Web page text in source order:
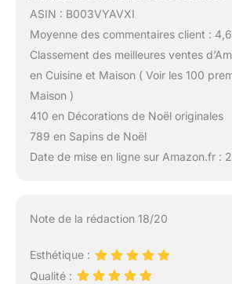
ASIN : B003VYAVXI
Moyenne des commentaires client :
Classement des meilleures ventes
en Cuisine et Maison ( Voir les 100
Maison )
410 en Décorations de Noël originales
789 en Sapins de Noël
Date de mise en ligne sur Amazon.fr :
Note de la rédaction 18/20
Esthétique :
Qualité :